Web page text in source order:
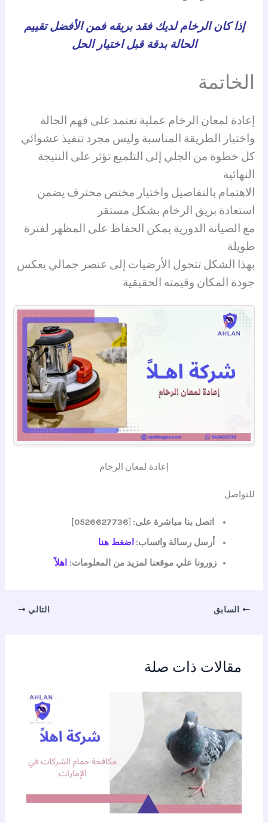
إذا كان الرخام لديك فقد بريقه فمن الأفضل تقييم
الحالة بدقة قبل اختيار الحل
الخاتمة
إعادة لمعان الرخام عملية تعتمد على فهم الحالة
واختيار الطريقة المناسبة وليس مجرد تنفيذ عشوائي
كل خطوة من الجلي إلى التلميع تؤثر على النتيجة
النهائية
الاهتمام بالتفاصيل واختيار مختص محترف يضمن
استعادة بريق الرخام بشكل مستقر
مع الصيانة الدورية يمكن الحفاظ على المظهر لفترة
طويلة
بهذا الشكل تتحول الأرضيات إلى عنصر جمالي يعكس
جودة المكان وقيمته الحقيقية
إعادة لمعان الرخام
للتواصل
اتصل بنا مباشرة على: [
0526627736]
أرسل رسالة واتساب: اضغط هنا
زورونا علي موقعنا لمزيد من المعلومات: اهلاً
السابق التالي
مقالات ذات صلة